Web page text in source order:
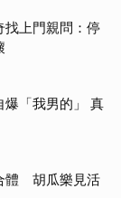
找上門親問：停
爆「我男的」 真
體 胡瓜樂見活